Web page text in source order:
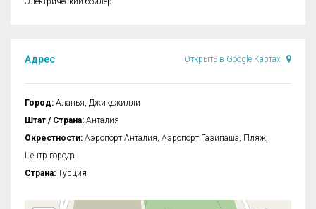
Адрес Открыть в Google Картах
Город: Аланья, Джикджилли
Штат / Страна: Анталия
Окрестности: Аэропорт Анталия, Аэропорт Газипаша, Пляж,
Центр города
Страна: Турция